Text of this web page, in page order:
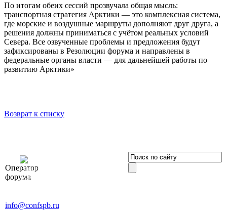
По итогам обеих сессий прозвучала общая мысль:
транспортная стратегия Арктики — это комплексная система,
где морские и воздушные маршруты дополняют друг друга, а
решения должны приниматься с учётом реальных условий
Севера. Все озвученные проблемы и предложения будут
зафиксированы в Резолюции форума и направлены в
федеральные органы власти — для дальнейшей работы по
развитию Арктики»
Возврат к списку
Оператор
форума
Элит»
196191, г. Санкт-Петербург,
info@confspb.ru